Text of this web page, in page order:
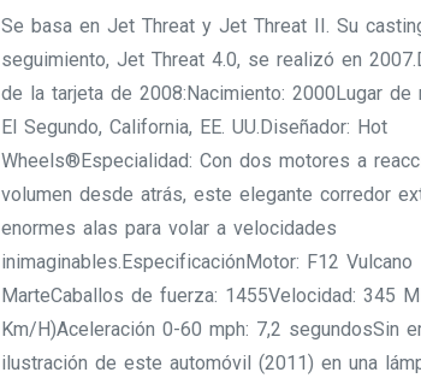
Se basa en Jet Threat y Jet Threat II. Su
seguimiento, Jet Threat 4.0, se realizó en
de la tarjeta de 2008:Nacimiento: 2000Lugar de
El Segundo, California, EE. UU.Diseñador: Hot
Wheels®Especialidad: Con dos motores a
volumen desde atrás, este elegante corredor
enormes alas para volar a velocidades
inimaginables.EspecificaciónMotor: F12 Vulcano
MarteCaballos de fuerza: 1455Velocidad: 345
Km/H)Aceleración 0-60 mph: 7,2 segundosSin
ilustración de este automóvil (2011) en una